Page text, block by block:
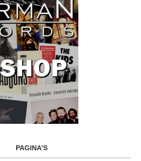
PAGINA’S